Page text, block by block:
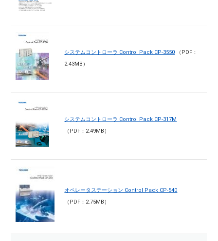
システムコントローラ Control Pack CP-3550 （PDF：
2.43MB）
システムコントローラ Control Pack CP-317M
（PDF：2.49MB）
オペレータステーション Control Pack CP-540
（PDF：2.75MB）